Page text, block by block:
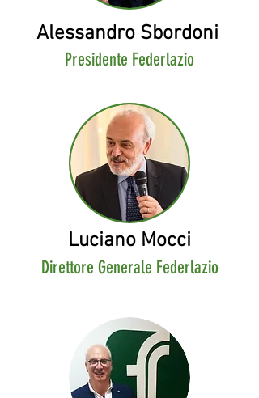
Alessandro Sbordoni
Presidente Federlazio
Luciano Mocci
Direttore Generale Federlazio